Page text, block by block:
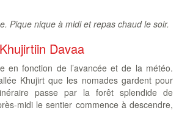
Pique nique à midi et repas chaud le soir.
Davaa
en fonction de l’avancée et de la météo.
Khujirt que les nomades gardent pour
passe par la forêt splendide de
midi le sentier commence à descendre,